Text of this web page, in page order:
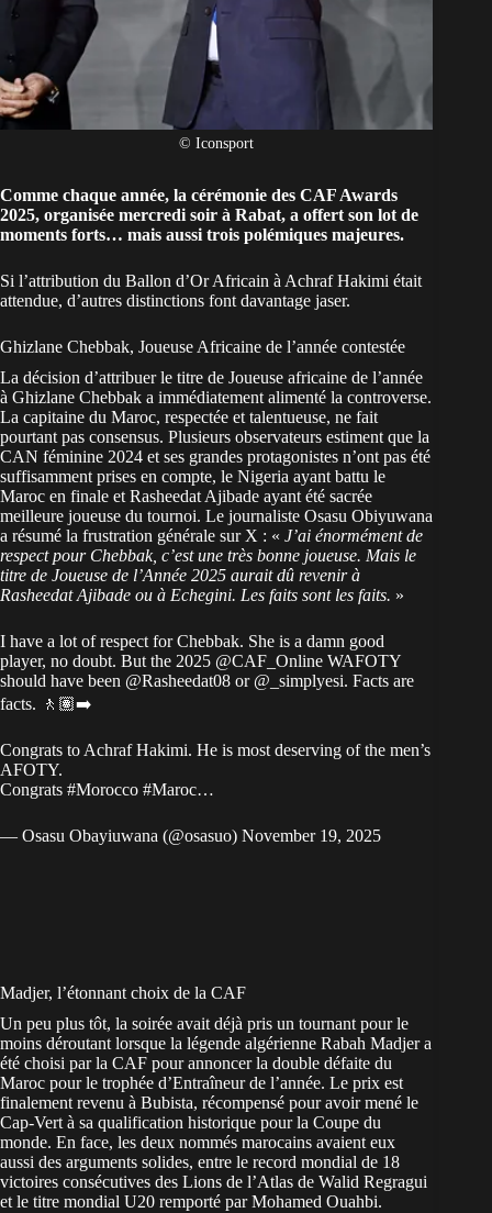
© Iconsport
Comme chaque année, la cérémonie des CAF Awards
2025, organisée mercredi soir à Rabat, a offert son lot de
moments forts… mais aussi trois polémiques majeures.
Si l’attribution du Ballon d’Or Africain à Achraf Hakimi était
attendue, d’autres distinctions font davantage jaser.
Ghizlane Chebbak, Joueuse Africaine de l’année contestée
La décision d’attribuer le titre de Joueuse africaine de l’année
à Ghizlane Chebbak a immédiatement alimenté la controverse.
La capitaine du Maroc, respectée et talentueuse, ne fait
pourtant pas consensus. Plusieurs observateurs estiment que la
CAN féminine 2024 et ses grandes protagonistes n’ont pas été
suffisamment prises en compte, le Nigeria ayant battu le
Maroc en finale et Rasheedat Ajibade ayant été sacrée
meilleure joueuse du tournoi. Le journaliste Osasu Obiyuwana
a résumé la frustration générale sur X : « J’ai énormément de
respect pour Chebbak, c’est une très bonne joueuse. Mais le
titre de Joueuse de l’Année 2025 aurait dû revenir à
Rasheedat Ajibade ou à Echegini. Les faits sont les faits. »
I have a lot of respect for Chebbak. She is a damn good
player, no doubt. But the 2025 @CAF_Online WAFOTY
should have been @Rasheedat08 or @_simplyesi. Facts are
facts. 🚶🏽‍➡️
Congrats to Achraf Hakimi. He is most deserving of the men’s
AFOTY.
Congrats #Morocco #Maroc…
— Osasu Obayiuwana (@osasuo) November 19, 2025
Madjer, l’étonnant choix de la CAF
Un peu plus tôt, la soirée avait déjà pris un tournant pour le
moins déroutant lorsque la légende algérienne Rabah Madjer a
été choisi par la CAF pour annoncer la double défaite du
Maroc pour le trophée d’Entraîneur de l’année. Le prix est
finalement revenu à Bubista, récompensé pour avoir mené le
Cap-Vert à sa qualification historique pour la Coupe du
monde. En face, les deux nommés marocains avaient eux
aussi des arguments solides, entre le record mondial de 18
victoires consécutives des Lions de l’Atlas de Walid Regragui
et le titre mondial U20 remporté par Mohamed Ouahbi.